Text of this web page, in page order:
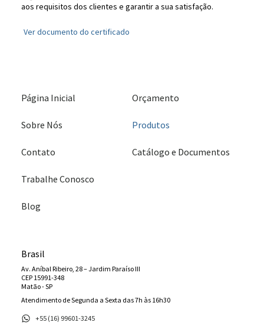
Página Inicial
Sobre Nós
Contato
Trabalhe Conosco
Blog
Orçamento
Produtos
Catálogo e Documentos
Brasil
Av. Aníbal Ribeiro, 28 – Jardim Paraíso III
CEP 15991-348
Matão - SP
Atendimento de Segunda a Sexta das 7h às 16h30
+55 (16) 99601-3245
aos requisitos dos clientes e garantir a sua satisfação.
Ver documento do certificado